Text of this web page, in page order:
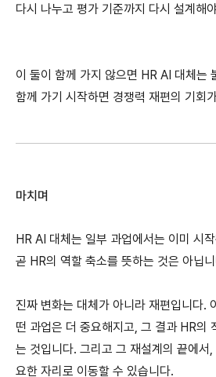
다시 나누고 평가 기준까지 다시 설계해
이 둘이 함께 가지 않으면 HR AI 대체는
함께 가기 시작하면 경쟁력 재편의 기회
마치며
HR AI 대체는 일부 과업에서는 이미 시
곧 HR의 역할 축소를 뜻하는 것은 아닙
진짜 변화는 대체가 아니라 재편입니다.
떤 과업은 더 중요해지고, 그 결과 HR의
는 것입니다. 그리고 그 재설계의 끝에서
요한 자리로 이동할 수 있습니다.